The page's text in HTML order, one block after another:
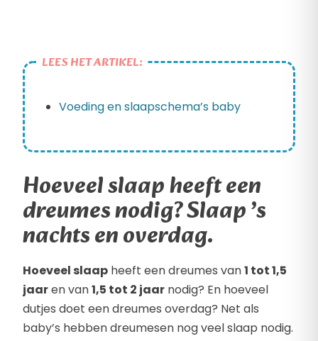
LEES HET ARTIKEL:
Voeding en slaapschema’s baby
Hoeveel slaap heeft een
dreumes nodig? Slaap ’s
nachts en overdag.
Hoeveel slaap heeft een dreumes van1 tot 1,5
jaaren van1,5 tot 2 jaar nodig? En hoeveel
dutjes doet een dreumes overdag? Net als
baby’s hebben dreumesen nog veel slaap nodig.